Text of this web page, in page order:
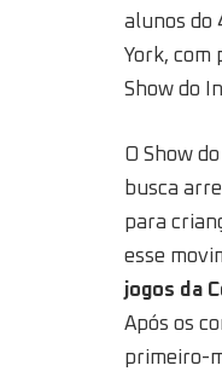
alunos do
York, com
Show do
O Show
busca
para
esse
jogos da
Após os
primeiro-